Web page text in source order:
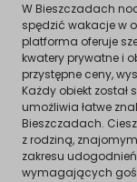
W Bieszczadach
spędzić wakacje w
platforma oferuje
kwatery prywatne i
przystępne ceny,
Każdy obiekt
umożliwia łatwe
Bieszczadach.
z rodziną,
zakresu
wymagających